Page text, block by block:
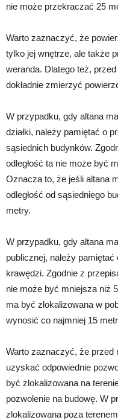
nie może przekraczać 25
Warto zaznaczyć, że
tylko jej wnętrze, ale także
weranda. Dlatego też,
dokładnie zmierzyć
W przypadku, gdy altana
działki, należy pamiętać o
sąsiednich budynków.
odległość ta nie może być
Oznacza to, że jeśli altana
odległość od sąsiedniego
metry.
W przypadku, gdy altana
publicznej, należy pamiętać
krawędzi. Zgodnie z
nie może być mniejsza niż
ma być zlokalizowana w
wynosić co najmniej 15
Warto zaznaczyć, że przed
uzyskać odpowiednie
być zlokalizowana na
pozwolenie na budowę. W
zlokalizowana poza